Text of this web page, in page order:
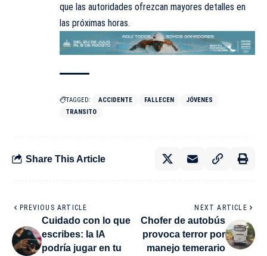
que las autoridades ofrezcan mayores detalles en
las próximas horas.
TAGGED: ACCIDENTE FALLECEN
JÓVENES
TRANSITO
Share This Article
PREVIOUS ARTICLE
Cuidado con lo que
escribes: la IA
podría jugar en tu
NEXT ARTICLE
Chofer de autobús
provoca terror por
manejo temerario